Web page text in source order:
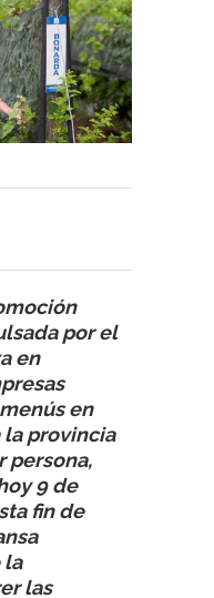
por el
en
en
provincia
persona,
9 de
fin de
la
las